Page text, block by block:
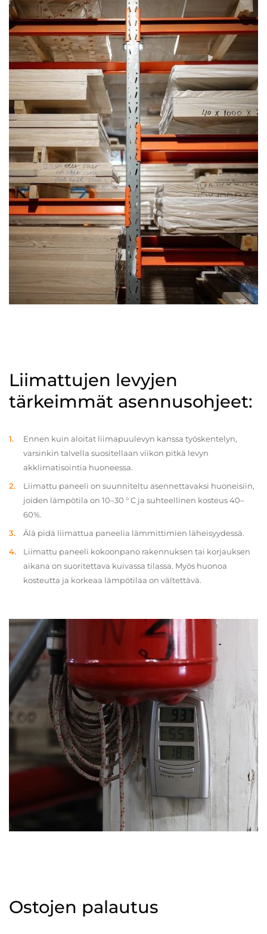
Liimattujen levyjen
tärkeimmät asennusohjeet:
Ennen kuin aloitat liimapuulevyn kanssa työskentelyn,
varsinkin talvella suositellaan viikon pitkä levyn
akklimatisointia huoneessa.
Liimattu paneeli on suunniteltu asennettavaksi huoneisiin,
joiden lämpötila on 10–30 ° C ja suhteellinen kosteus 40–
60%.
Älä pidä liimattua paneelia lämmittimien läheisyydessä.
Liimattu paneeli kokoonpano rakennuksen tai korjauksen
aikana on suoritettava kuivassa tilassa. Myös huonoa
kosteutta ja korkeaa lämpötilaa on vältettävä.
Ostojen palautus